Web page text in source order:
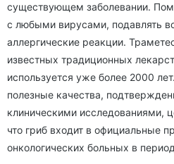
существующем заболевании.
с любыми вирусами, подавлять
аллергические реакции.
известных традиционных
используется уже более 2000
полезные качества,
клиническими исследованиями,
что гриб входит в официальные
онкологических больных в